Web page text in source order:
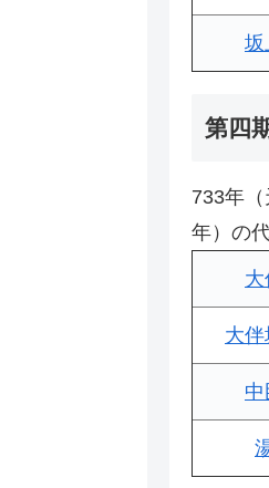
坂
第四
733年
年）の
大
中